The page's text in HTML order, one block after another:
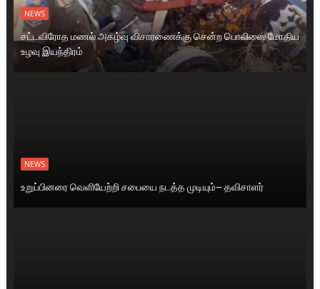
NEWS
சட்டவிரோத மணல் அகழ்வு விசாரணைக்கு சென்ற பொலிஸை மோதிய
உழவு இயந்திரம்
NEWS
உறுப்பினரை வெளியேற்றி சபையை நடத்த முடியும்– தவிசாளர்